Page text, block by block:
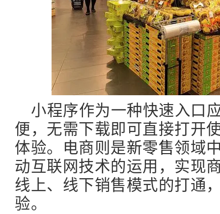
小程序作为一种快速入口
便，无需下载即可直接打开
体验。电商则是新零售领域
动互联网技术的运用，实现
线上、线下销售模式的打通
验。